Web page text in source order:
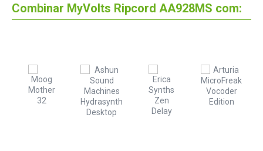
Combinar MyVolts Ripcord AA928MS com: